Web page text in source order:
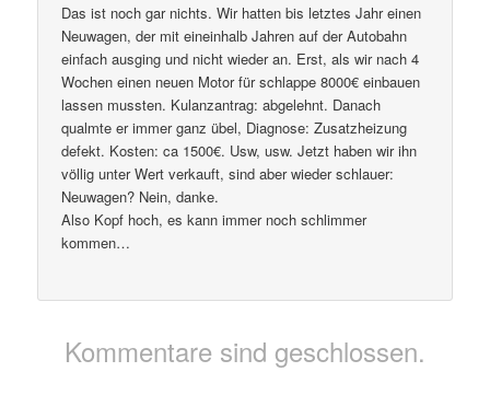
Das ist noch gar nichts. Wir hatten bis letztes Jahr einen
Neuwagen, der mit eineinhalb Jahren auf der Autobahn
einfach ausging und nicht wieder an. Erst, als wir nach 4
Wochen einen neuen Motor für schlappe 8000€ einbauen
lassen mussten. Kulanzantrag: abgelehnt. Danach
qualmte er immer ganz übel, Diagnose: Zusatzheizung
defekt. Kosten: ca 1500€. Usw, usw. Jetzt haben wir ihn
völlig unter Wert verkauft, sind aber wieder schlauer:
Neuwagen? Nein, danke.
Also Kopf hoch, es kann immer noch schlimmer
kommen…
Kommentare sind geschlossen.